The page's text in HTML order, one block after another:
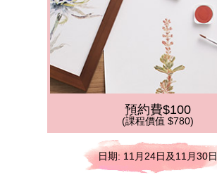
預約費$100
(課程價值 $780)
日期: 11月24日及11月30日